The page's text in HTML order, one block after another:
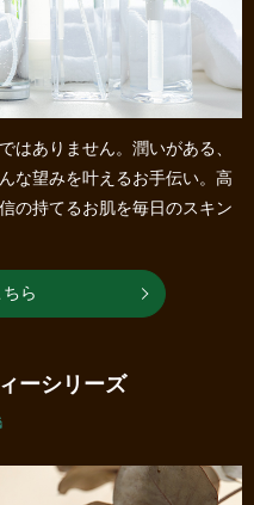
はありません。潤いがある、
な望みを叶えるお手伝い。高
の持てるお肌を毎日のスキン
ら
ーシリーズ